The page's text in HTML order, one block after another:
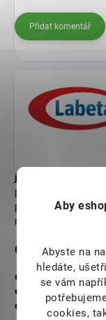
Aby
Abyste na
hledáte,
se vám
cookies,
Přidat komentář
jednoduchost a
pomocníkem v
připravujete džemy
navařeno“,
Labeta
Co vše Labeta
✔️ Směsi na pečení –
✔️ Produkty pro
✔️ Potraviny vhodné